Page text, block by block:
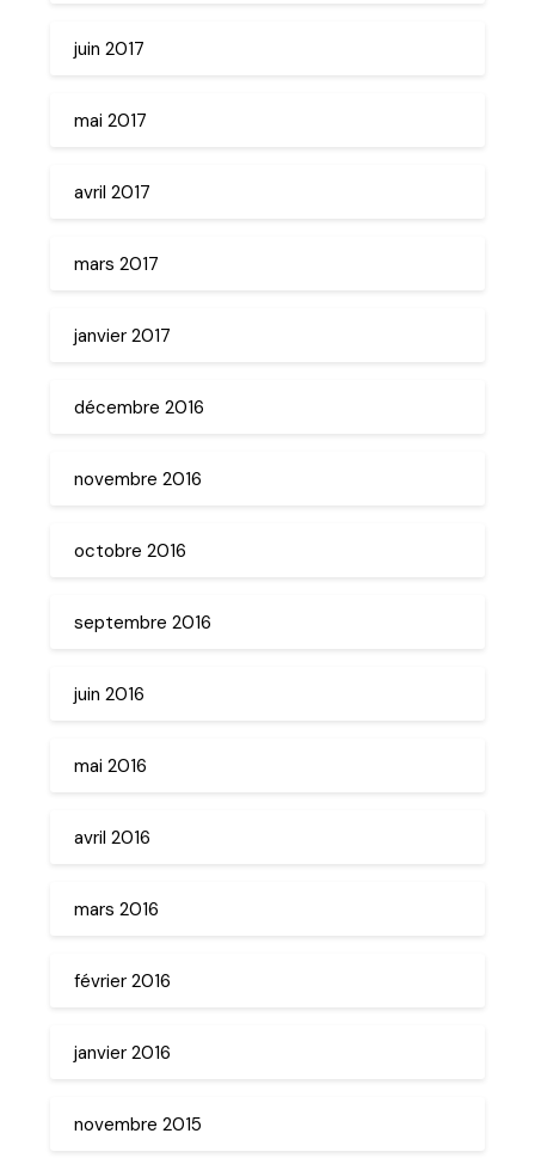
juin 2017
mai 2017
avril 2017
mars 2017
janvier 2017
décembre 2016
novembre 2016
octobre 2016
septembre 2016
juin 2016
mai 2016
avril 2016
mars 2016
février 2016
janvier 2016
novembre 2015